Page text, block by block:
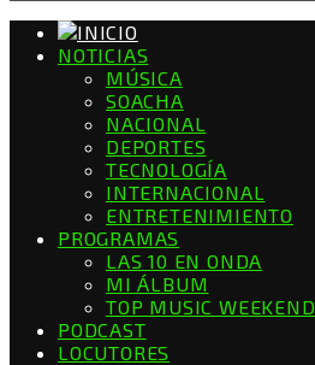
NOTICIAS
MÚSICA
SOACHA
NACIONAL
DEPORTES
TECNOLOGÍA
INTERNACIONAL
ENTRETENIMIENTO
PROGRAMAS
LAS 10 EN ONDA
MI ÁLBUM
TOP MUSIC WEEKEND
PODCAST
LOCUTORES